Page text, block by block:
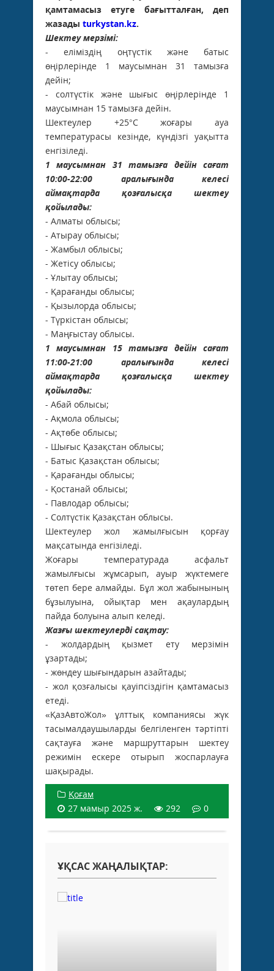
қамтамасыз етуге бағытталған, деп
жазады turkystan.kz.
Шектеу мерзімі:
- еліміздің оңтүстік және батыс
өңірлерінде 1 маусымнан 31 тамызға
дейін;
- солтүстік және шығыс өңірлерінде 1
маусымнан 15 тамызға дейін.
Шектеулер +25°C жоғары ауа
температурасы кезінде, күндізгі уақытта
енгізіледі.
1 маусымнан 31 тамызға дейін сағат
10:00-22:00 аралығында келесі
аймақтарда қозғалысқа шектеу
қойылады:
- Алматы облысы;
- Атырау облысы;
- Жамбыл облысы;
- Жетісу облысы;
- Ұлытау облысы;
- Қарағанды облысы;
- Қызылорда облысы;
- Түркістан облысы;
- Маңғыстау облысы.
1 маусымнан 15 тамызға дейін сағат
11:00-21:00 аралығында келесі
аймақтарда қозғалысқа шектеу
қойылады:
- Абай облысы;
- Ақмола облысы;
- Ақтөбе облысы;
- Шығыс Қазақстан облысы;
- Батыс Қазақстан облысы;
- Қарағанды облысы;
- Қостанай облысы;
- Павлодар облысы;
- Солтүстік Қазақстан облысы.
Шектеулер жол жамылғысын қорғау
мақсатында енгізіледі.
Жоғары температурада асфальт
жамылғысы жұмсарып, ауыр жүктемеге
төтеп бере алмайды. Бұл жол жабынының
бұзылуына, ойықтар мен ақаулардың
пайда болуына алып келеді.
Жазғы шектеулерді сақтау:
- жолдардың қызмет ету мерзімін
ұзартады;
- жөндеу шығындарын азайтады;
- жол қозғалысы қауіпсіздігін қамтамасыз
етеді.
«ҚазАвтоЖол» ұлттық компаниясы жүк
тасымалдаушыларды белгіленген тәртіпті
сақтауға және маршруттарын шектеу
режимін ескере отырып жоспарлауға
шақырады.
Қоғам
27 мамыр 2025 ж.
292 0
ҰҚСАС ЖАҢАЛЫҚТАР: